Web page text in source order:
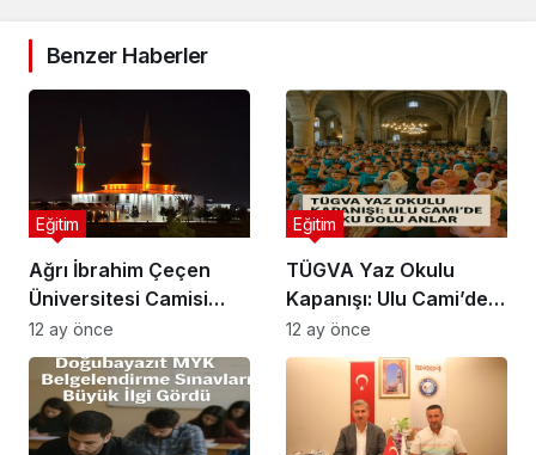
Benzer Haberler
Ağrı İbrahim Çeçen
Üniversitesi Camisi
Gece Işıkları
Eğitim
12 ay önce
TÜGVA Yaz Okulu
Kapanışı: Ulu Cami’de
Coşku Dolu Anlar
Eğitim
12 ay önce